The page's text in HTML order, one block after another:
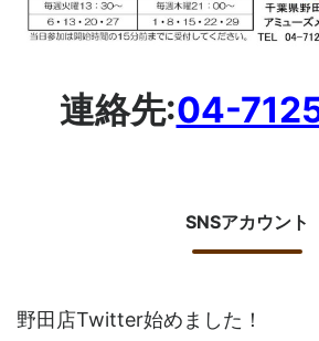
連絡先:04-
SNSアカウント
野田店Twitter始めました！